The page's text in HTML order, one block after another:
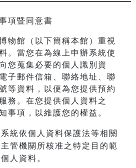
項暨同意書
物館（以下簡稱本館）重視
。當您在為線上申辦系統使
您蒐集必要的個人識別資
子郵件信箱、聯絡地址、聯
等資料，以便為您提供預約
務。在您提供個人資料之
事項，以維護您的權益。
統依個人資料保護法等相關
管機關所核准之特定目的範
人資料。